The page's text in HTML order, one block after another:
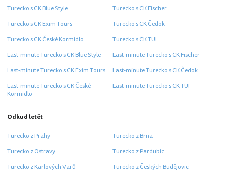
Turecko s CK Blue Style
Turecko s CK Fischer
Turecko s CK Exim Tours
Turecko s CK Čedok
Turecko s CK České Kormidlo
Turecko s CK TUI
Last-minute Turecko s CK Blue Style
Last-minute Turecko s CK Fischer
Last-minute Turecko s CK Exim Tours
Last-minute Turecko s CK Čedok
Last-minute Turecko s CK České
Kormidlo
Last-minute Turecko s CK TUI
Odkud letět
Turecko z Prahy
Turecko z Brna
Turecko z Ostravy
Turecko z Pardubic
Turecko z Karlových Varů
Turecko z Českých Budějovic